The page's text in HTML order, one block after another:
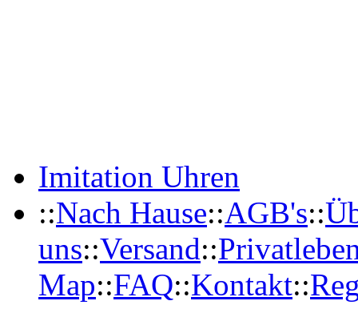
Imitation Uhren
::Nach Hause::AGB's::
uns::Versand::
Map::FAQ::Kontakt::